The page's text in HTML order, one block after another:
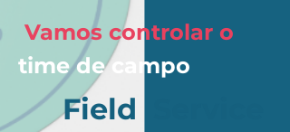
Vamos controlar o
time de campo
Field Service